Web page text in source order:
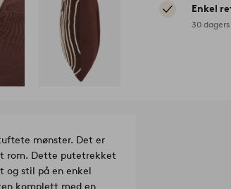
Enkel
30
mønster. Det er
rom. Dette putetrekket
og stil på en enkel
komplett med en